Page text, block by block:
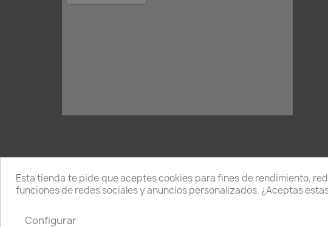
Política de Privacidad|
Esta tienda te pide que aceptes cookies para fines de rendimiento,
funciones de redes sociales y anuncios personalizados. ¿Aceptas
Configurar